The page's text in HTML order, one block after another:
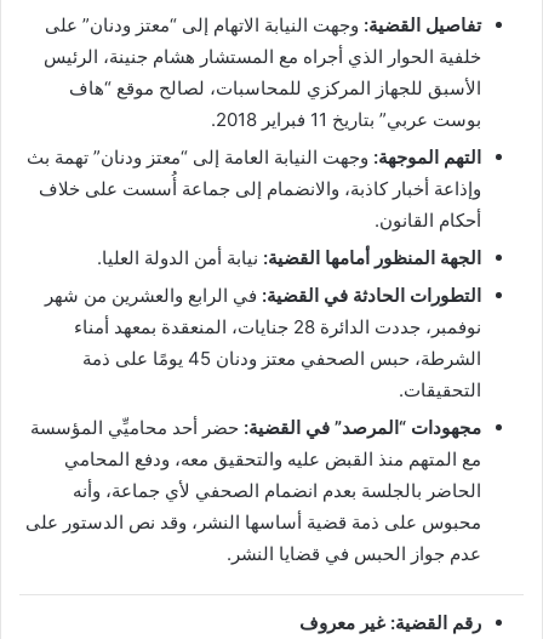
تفاصيل القضية: وجهت النيابة الاتهام إلى “معتز ودنان” على
خلفية الحوار الذي أجراه مع المستشار هشام جنينة، الرئيس
الأسبق للجهاز المركزي للمحاسبات، لصالح موقع “هاف
بوست عربي” بتاريخ 11 فبراير 2018.
التهم الموجهة: وجهت النيابة العامة إلى “معتز ودنان” تهمة بث
وإذاعة أخبار كاذبة، والانضمام إلى جماعة أُسست على خلاف
أحكام القانون.
الجهة المنظور أمامها القضية: نيابة أمن الدولة العليا.
التطورات الحادثة في القضية: في الرابع والعشرين من شهر
نوفمبر، جددت الدائرة 28 جنايات، المنعقدة بمعهد أمناء
الشرطة، حبس الصحفي معتز ودنان 45 يومًا على ذمة
التحقيقات.
مجهودات “المرصد” في القضية: حضر أحد محاميِّي المؤسسة
مع المتهم منذ القبض عليه والتحقيق معه، ودفع المحامي
الحاضر بالجلسة بعدم انضمام الصحفي لأي جماعة، وأنه
محبوس على ذمة قضية أساسها النشر، وقد نص الدستور على
عدم جواز الحبس في قضايا النشر.
رقم القضية: غير معروف